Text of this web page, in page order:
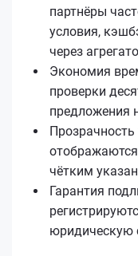
партнёры
условия,
через
Экономия
проверки
предложения
чётким
Гарантия
юридическую